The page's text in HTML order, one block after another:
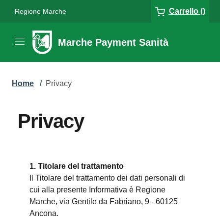
Regione Marche Carrello ()
Marche Payment Sanità
Home / Privacy
Privacy
1. Titolare del trattamento
Il Titolare del trattamento dei dati personali di
cui alla presente Informativa è Regione
Marche, via Gentile da Fabriano, 9 - 60125
Ancona.